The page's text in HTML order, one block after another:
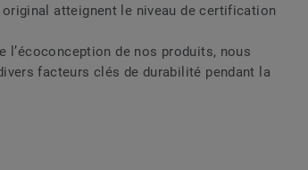
atteignent le niveau de certification
l’écoconception de nos produits, nous
facteurs clés de durabilité pendant la